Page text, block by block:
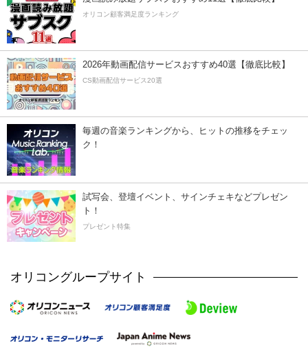
オリコン顧客満足度ランキング
2026年動画配信サービスおすすめ40選【徹底比較】
CS動画配信サービス20選
毎週の音楽ランキングから、ヒットの推移をチェッ
ク！
試写会、登壇イベント、サインチェキなどプレゼン
ト！
プレゼント特集
オリコングループサイト